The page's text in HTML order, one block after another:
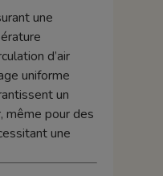
une
d’air
uniforme
un
même pour des
une